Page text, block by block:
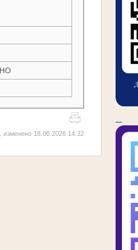
изменено 18.06.2026 14:32